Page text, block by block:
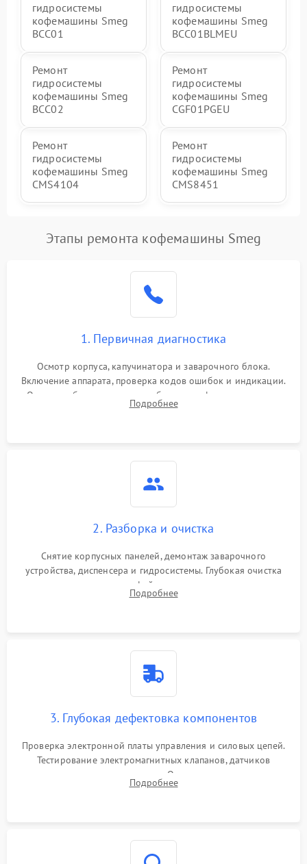
гидросистемы
кофемашины Smeg
BCC01
гидросистемы
кофемашины Smeg
BCC01BLMEU
Ремонт
гидросистемы
кофемашины Smeg
BCC02
Ремонт
гидросистемы
кофемашины Smeg
CGF01PGEU
Ремонт
гидросистемы
кофемашины Smeg
CMS4104
Ремонт
гидросистемы
кофемашины Smeg
CMS8451
Этапы ремонта кофемашины Smeg
1. Первичная диагностика
Осмотр корпуса, капучинатора и заварочного блока.
Включение аппарата, проверка кодов ошибок и индикации.
Оценка работы помпы, термоблока и кофемолки на слух.
Измерение температуры и давления воды для выявления
Подробнее
2. Разборка и очистка
Снятие корпусных панелей, демонтаж заварочного
устройства, диспенсера и гидросистемы. Глубокая очистка
внутренних узлов от кофейных масел, жмыха и накипи.
Промывка дренажных каналов и фильтров с использованием
Подробнее
3. Глубокая дефектовка компонентов
Проверка электронной платы управления и силовых цепей.
Тестирование электромагнитных клапанов, датчиков
температуры и расходомера. Оценка степени износа
жерновов кофемолки, уплотнительных колец гидросистемы
Подробнее